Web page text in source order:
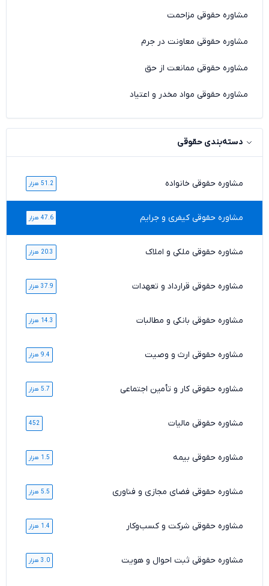
مشاوره حقوقی مزاحمت
مشاوره حقوقی معاونت در جرم
مشاوره حقوقی ممانعت از حق
مشاوره حقوقی مواد مخدر و اعتیاد
دسته‌بندی حقوقی
مشاوره حقوقی خانواده 51.2 هزار
مشاوره حقوقی کیفری و جرایم 47.6 هزار
مشاوره حقوقی ملکی و املاک 20.3 هزار
مشاوره حقوقی قرارداد و تعهدات 37.9 هزار
مشاوره حقوقی بانکی و مطالبات 14.3 هزار
مشاوره حقوقی ارث و وصیت 9.4 هزار
مشاوره حقوقی کار و تأمین اجتماعی 5.7 هزار
مشاوره حقوقی مالیات 452
مشاوره حقوقی بیمه 1.5 هزار
مشاوره حقوقی فضای مجازی و فناوری 5.5 هزار
مشاوره حقوقی شرکت و کسب‌وکار 1.4 هزار
مشاوره حقوقی ثبت احوال و هویت 3.0 هزار